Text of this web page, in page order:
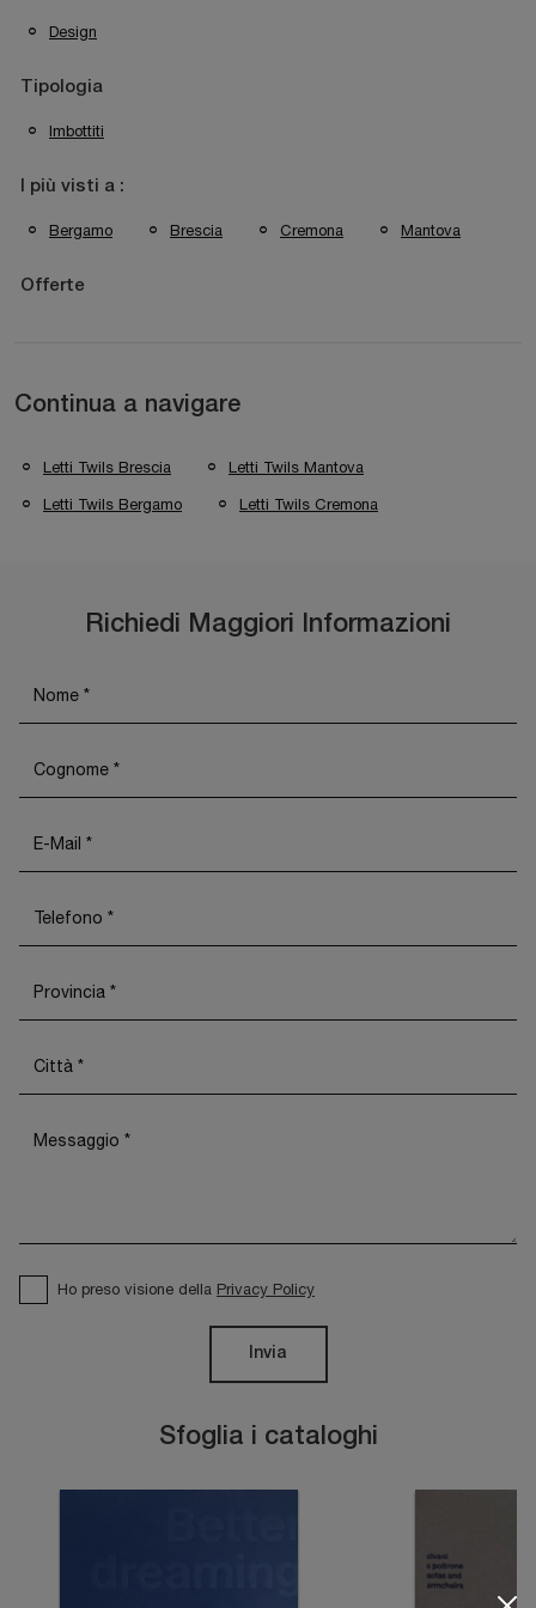
Design
Tipologia
Imbottiti
I più visti a :
Bergamo Brescia Cremona Mantova
Offerte
Continua a navigare
Letti Twils Brescia Letti Twils Mantova
Letti Twils Bergamo Letti Twils Cremona
Sfoglia i cataloghi
Richiedi Maggiori Informazioni
Ho preso visione della Privacy Policy
Invia